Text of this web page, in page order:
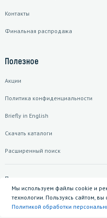
Контакты
Финальная распродажа
Полезное
Акции
Политика конфиденциальности
Briefly in English
Скачать каталоги
Расширенный поиск
Подписаться на рассылку
Мы используем файлы cookie и
технологии. Пользуясь сайтом, вы
Политикой обработки